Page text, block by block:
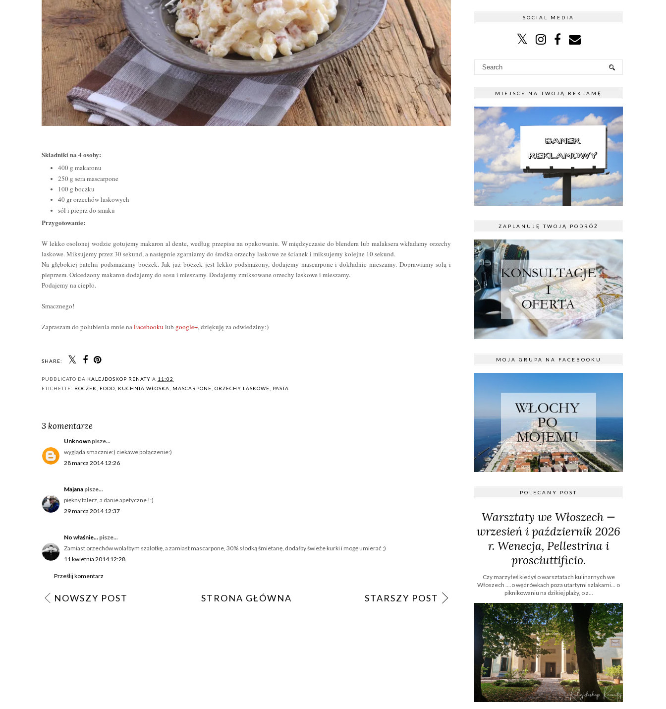
Składniki na 4 osoby:
400 g makaronu
250 g sera mascarpone
100 g boczku
40 gr orzechów laskowych
sól i pieprz do smaku
Przygotowanie:
W lekko osolonej wodzie gotujemy makaron al dente, według przepisu na opakowaniu. W międzyczasie do blendera lub malaksera wkładamy orzechy
laskowe. Miksujemy przez 30 sekund, a następnie zgarniamy do środka orzechy laskowe ze ścianek i miksujemy kolejne 10 sekund.
Na głębokiej patelni podsmażamy boczek. Jak już boczek jest lekko podsmażony, dodajemy mascarpone i dokładnie mieszamy. Doprawiamy solą i
pieprzem. Odcedzony makaron dodajemy do sosu i mieszamy. Dodajemy zmiksowane orzechy laskowe i mieszamy.
Podajemy na ciepło.
Smacznego!
Zapraszam do polubienia mnie naFacebooku lub google+, dziękuję za odwiedziny:)
SHARE:
PUBBLICATO DA KALEJDOSKOP RENATY A 11:02
ETICHETTE: BOCZEK FOOD KUCHNIA WŁOSKA MASCARPONE ORZECHY LASKOWE PASTA
3 komentarze
Unknown pisze...
wygląda smacznie:) ciekawe połączenie:)
28 marca 2014 12:26
Majana pisze...
piękny talerz, a danie apetyczne !:)
29 marca 2014 12:37
No właśnie... pisze...
Zamiast orzechów wolałbym szalotkę, a zamiast mascarpone, 30% słodką śmietanę, dodałby świeże kurki i mogę umierać ;)
11 kwietnia 2014 12:28
Prześlij komentarz
NOWSZY POST STARSZY POST
STRONA GŁÓWNA
SOCIAL MEDIA
MIEJSCE NA TWOJĄ REKLAMĘ
ZAPLANUJĘ TWOJĄ PODRÓŻ
MOJA GRUPA NA FACEBOOKU
POLECANY POST
Warsztaty we Włoszech —
wrzesień i październik 2026
r. Wenecja, Pellestrina i
prosciuttificio.
Czy marzyłeś kiedyś o warsztatach kulinarnych we
Włoszech ....o wędrówkach poza utartymi szlakami… o
piknikowaniu na dzikiej plaży, o z...